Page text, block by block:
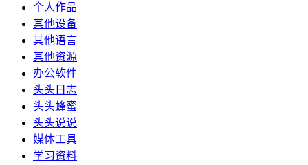
个人作品
其他设备
其他语言
其他资源
办公软件
头头日志
头头蜂蜜
头头说说
媒体工具
学习资料